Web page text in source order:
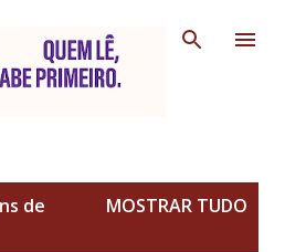
de
MOSTRAR TUDO